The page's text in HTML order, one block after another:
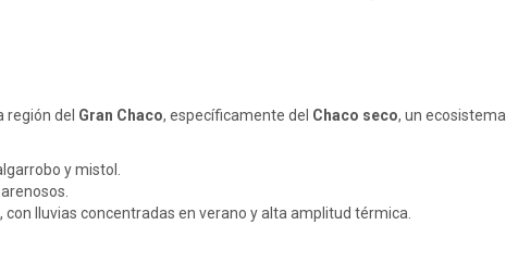
del Gran Chaco, específicamente del Chaco seco, un ecosistema
y mistol.
, con lluvias concentradas en verano y alta amplitud térmica.